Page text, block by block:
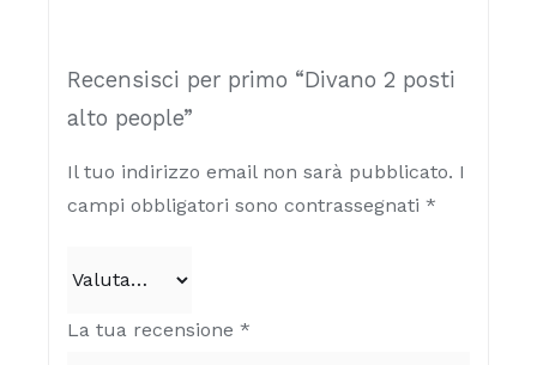
Recensisci per primo “Divano 2 posti
alto people”
Il tuo indirizzo email non sarà pubblicato. I
campi obbligatori sono contrassegnati *
La tua recensione *